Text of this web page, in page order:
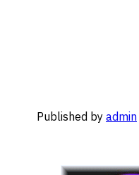
Published byadmin